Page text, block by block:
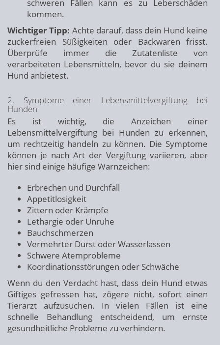
schweren Fällen kann es zu Leberschäden
kommen.
Wichtiger Tipp: Achte darauf, dass dein Hund keine
zuckerfreien Süßigkeiten oder Backwaren frisst.
Überprüfe immer die Zutatenliste von
verarbeiteten Lebensmitteln, bevor du sie deinem
Hund anbietest.
2. Symptome einer Lebensmittelvergiftung bei
Hunden
Es ist wichtig, die Anzeichen einer
Lebensmittelvergiftung bei Hunden zu erkennen,
um rechtzeitig handeln zu können. Die Symptome
können je nach Art der Vergiftung variieren, aber
hier sind einige häufige Warnzeichen:
Erbrechen und Durchfall
Appetitlosigkeit
Zittern oder Krämpfe
Lethargie oder Unruhe
Bauchschmerzen
Vermehrter Durst oder Wasserlassen
Schwere Atemprobleme
Koordinationsstörungen oder Schwäche
Wenn du den Verdacht hast, dass dein Hund etwas
Giftiges gefressen hat, zögere nicht, sofort einen
Tierarzt aufzusuchen. In vielen Fällen ist eine
schnelle Behandlung entscheidend, um ernste
gesundheitliche Probleme zu verhindern.